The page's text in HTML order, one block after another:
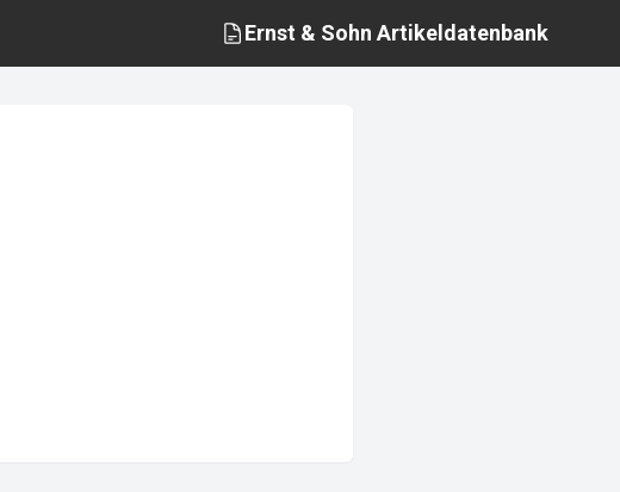
Ernst & Sohn Artikeldatenbank